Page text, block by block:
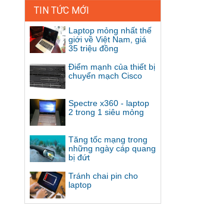
TIN TỨC MỚI
Laptop mỏng nhất thế
giới về Việt Nam, giá
35 triệu đồng
Điểm mạnh của thiết bị
chuyển mạch Cisco
Spectre x360 - laptop
2 trong 1 siêu mỏng
Tăng tốc mạng trong
những ngày cáp quang
bị đứt
Tránh chai pin cho
laptop